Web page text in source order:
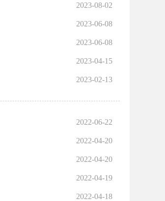
2023-08-02
2023-06-08
2023-06-08
2023-04-15
2023-02-13
2022-06-22
2022-04-20
2022-04-20
2022-04-19
2022-04-18